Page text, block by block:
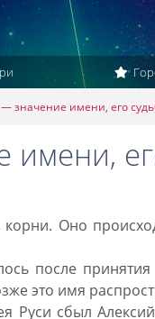
значение имени, его
Оно
после
это имя
Руси сбыл